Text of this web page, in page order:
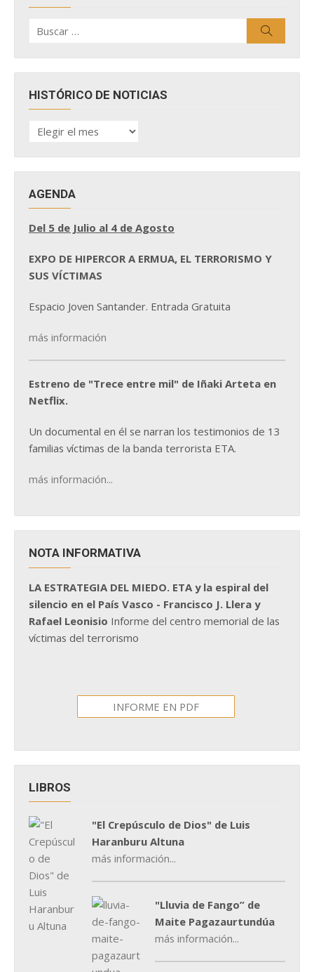
por:
HISTÓRICO DE NOTICIAS
HISTÓRICO
DE
AGENDA
Del 5 de Julio al 4 de Agosto
EXPO DE HIPERCOR A ERMUA, EL TERRORISMO Y
SUS VÍCTIMAS
Espacio Joven Santander. Entrada Gratuita
más información
Estreno de "Trece entre mil" de Iñaki Arteta en
Netflix.
Un documental en él se narran los testimonios de 13
familias víctimas de la banda terrorista ETA.
más información...
NOTA INFORMATIVA
LA ESTRATEGIA DEL MIEDO. ETA y la espiral del
silencio en el País Vasco - Francisco J. Llera y
Rafael Leonisio Informe del centro memorial de las
víctimas del terrorismo
INFORME EN PDF
LIBROS
"El Crepúsculo de Dios" de Luis
Haranburu Altuna
más información...
"Lluvia de Fango” de
Maite Pagazaurtundúa
más información...